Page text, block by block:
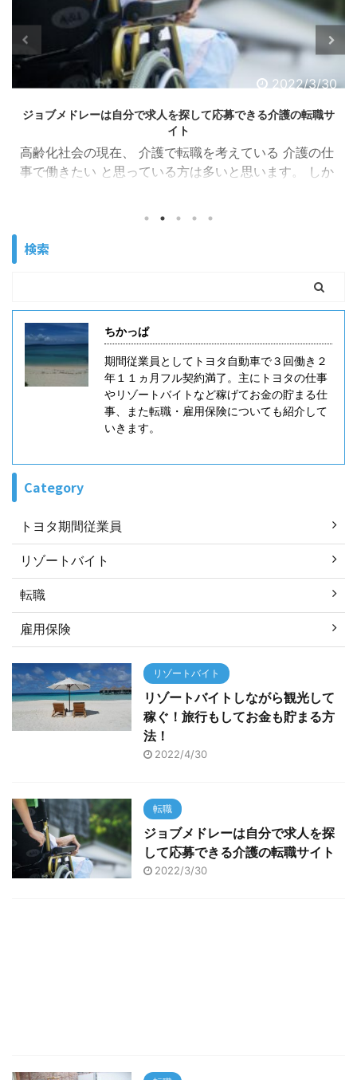
2022/3/30
ジョブメドレーは自分で求人を探して応募できる介護の転職サ
イト
高齢化社会の現在、 介護で転職を考えている 介護の仕
事で働きたい と思っている方は多いと思います。 しか
な。。。 という方もいると思います。 これは一般職や
して応募する転職サイトは少ないです。 特に職種に特
いのですが転職サイトは主に３種類あります。 転職サ
イトは直接 ...
検索
ちかっぱ
期間従業員としてトヨタ自動車で３回働き２
年１１ヵ月フル契約満了。主にトヨタの仕事
やリゾートバイトなど稼げてお金の貯まる仕
事、また転職・雇用保険についても紹介して
いきます。
Category
トヨタ期間従業員
リゾートバイト
転職
雇用保険
リゾートバイト
リゾートバイトしながら観光して
稼ぐ！旅行もしてお金も貯まる方
法！
2022/4/30
転職
ジョブメドレーは自分で求人を探
して応募できる介護の転職サイト
2022/3/30